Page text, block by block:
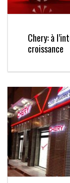
Chery: à
croissance